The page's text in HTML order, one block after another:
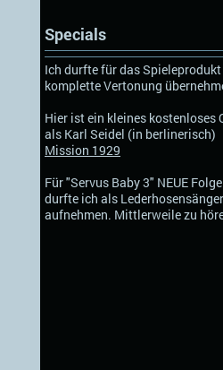
Specials
Ich durfte für das Spieleprodukt
komplette Vertonung
Hier ist ein kleines kostenloses
als Karl Seidel (in berlinerisch)
Mission 1929
Für "Servus Baby 3" NEUE
durfte ich als
aufnehmen. Mittlerweile zu